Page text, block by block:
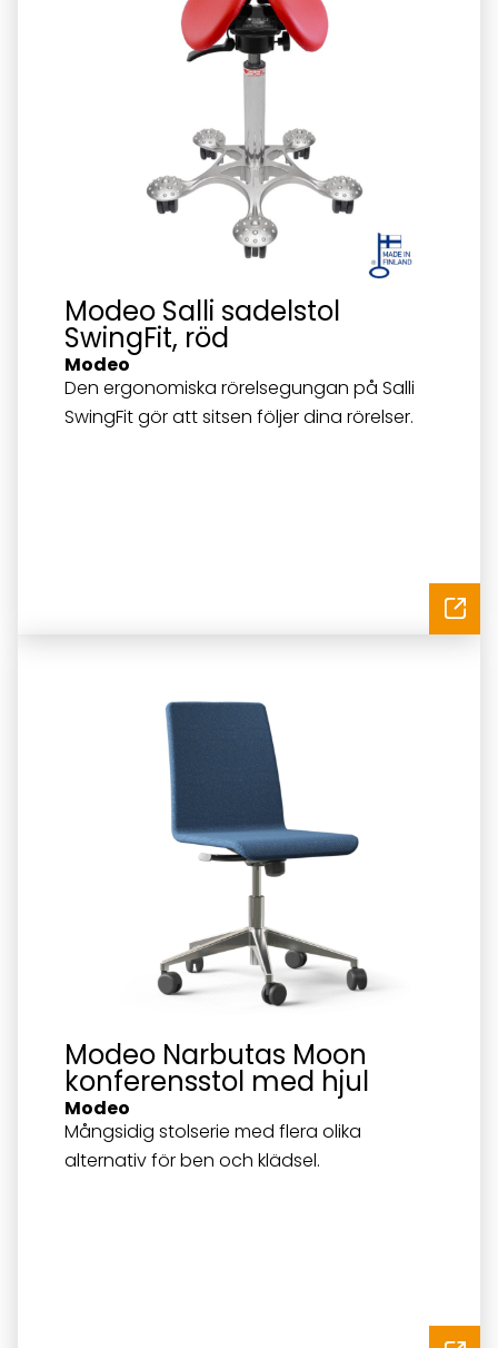
Modeo Salli sadelstol
SwingFit, röd
Modeo
Den ergonomiska rörelsegungan på Salli
SwingFit gör att sitsen följer dina rörelser.
Modeo Narbutas Moon
konferensstol med hjul
Modeo
Mångsidig stolserie med flera olika
alternativ för ben och klädsel.